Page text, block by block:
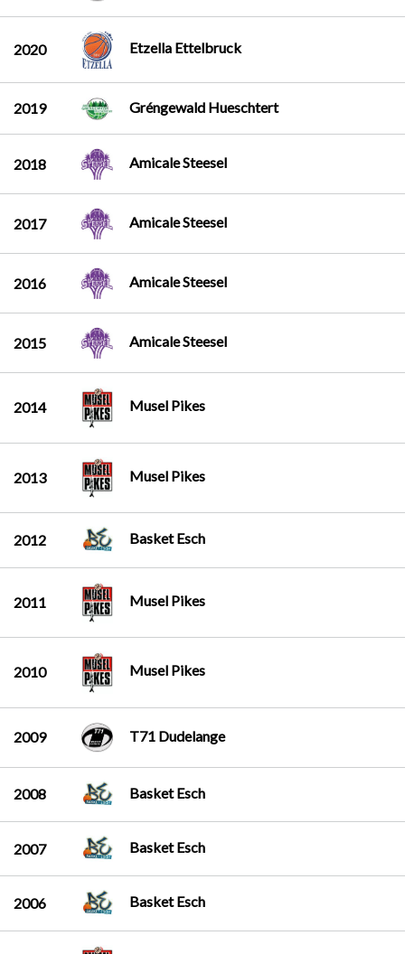
2020 Etzella Ettelbruck
2019 Gréngewald Hueschtert
2018 Amicale Steesel
2017 Amicale Steesel
2016 Amicale Steesel
2015 Amicale Steesel
2014 Musel Pikes
2013 Musel Pikes
2012 Basket Esch
2011 Musel Pikes
2010 Musel Pikes
2009 T71 Dudelange
2008 Basket Esch
2007 Basket Esch
2006 Basket Esch